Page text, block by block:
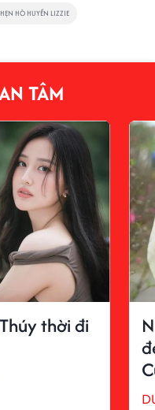
HÒ HUYỀN LIZZIE
TÂM
thời đi